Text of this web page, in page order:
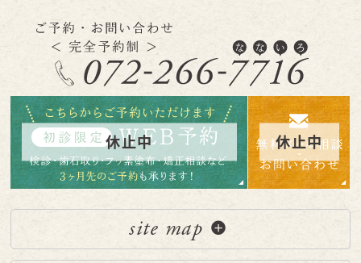
site map